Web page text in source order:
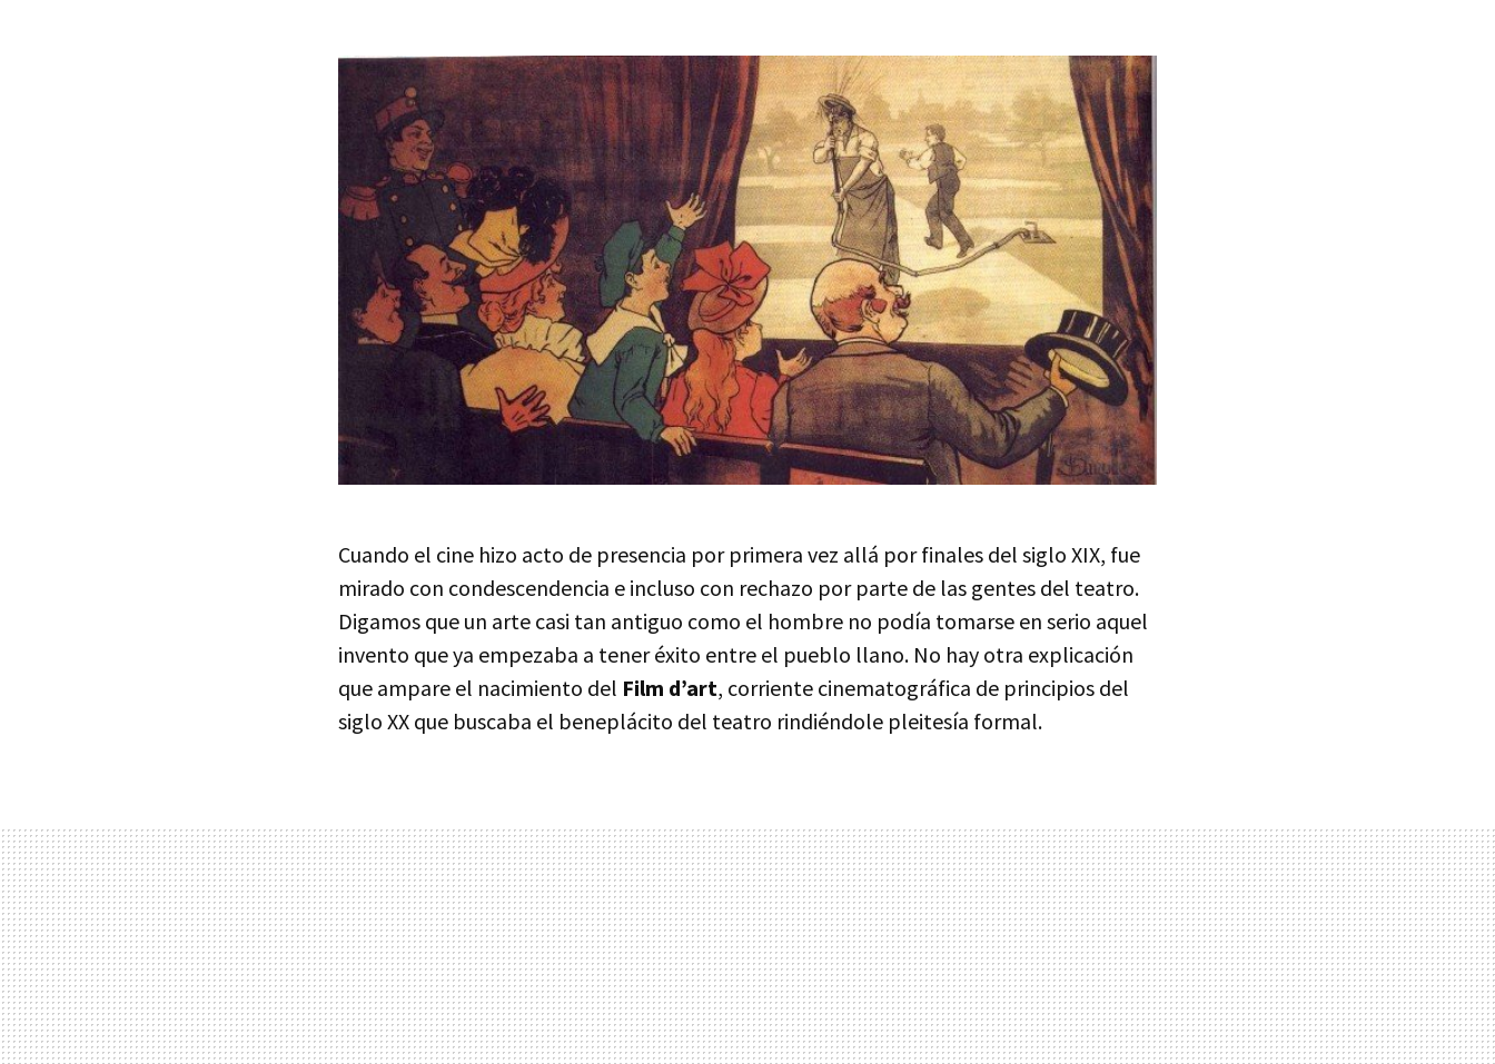
Cuando el cine hizo acto de presencia por primera vez allá por finales del siglo XIX, fue
mirado con condescendencia e incluso con rechazo por parte de las gentes del teatro.
Digamos que un arte casi tan antiguo como el hombre no podía tomarse en serio aquel
invento que ya empezaba a tener éxito entre el pueblo llano. No hay otra explicación
que ampare el nacimiento del Film d’art, corriente cinematográfica de principios del
siglo XX que buscaba el beneplácito del teatro rindiéndole pleitesía formal.